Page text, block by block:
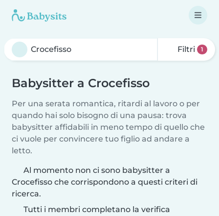
Filtri 1
Babysitter a Crocefisso
Per una serata romantica, ritardi al lavoro o per
quando hai solo bisogno di una pausa: trova
babysitter affidabili in meno tempo di quello che
ci vuole per convincere tuo figlio ad andare a
letto.
Al momento non ci sono babysitter a
Crocefisso che corrispondono a questi criteri di
ricerca.
Tutti i membri completano la verifica